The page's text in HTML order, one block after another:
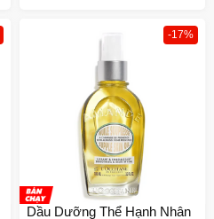
-17%
Dầu Dưỡng Thể Hạnh Nhân